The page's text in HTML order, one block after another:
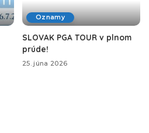
Oznamy
SLOVAK PGA TOUR v plnom
prúde!
25. júna 2026